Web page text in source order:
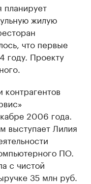
планирует
жилую
что первые
году. Проекту
2006 года.
выступает Лилия
ПО.
с чистой
35 млн руб.